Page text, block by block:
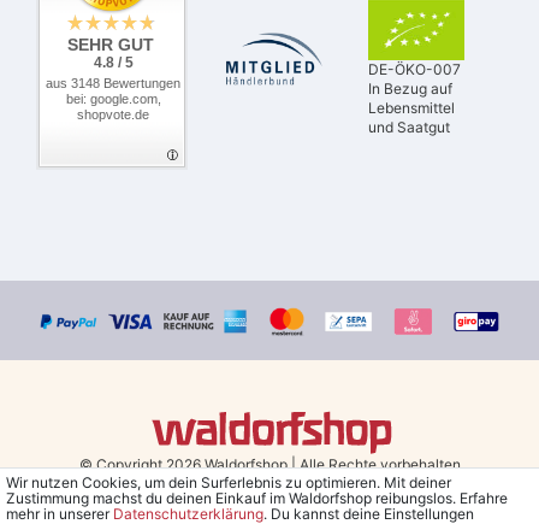
SEHR GUT
4.8 / 5
aus 3148 Bewertungen
bei: google.com,
shopvote.de
DE-ÖKO-007
In Bezug auf
Lebensmittel
und Saatgut
© Copyright 2026 Waldorfshop|Alle Rechte vorbehalten.
Bestellungen mit Prio Versand bis 13 Uhr, garantierter Versand am
Wir nutzen Cookies, um dein Surferlebnis zu optimieren. Mit deiner
Zustimmung machst du deinen Einkauf im Waldorfshop reibungslos. Erfahre
mehr in unserer Daten­schutz­erklärung. Du kannst deine Einstellungen